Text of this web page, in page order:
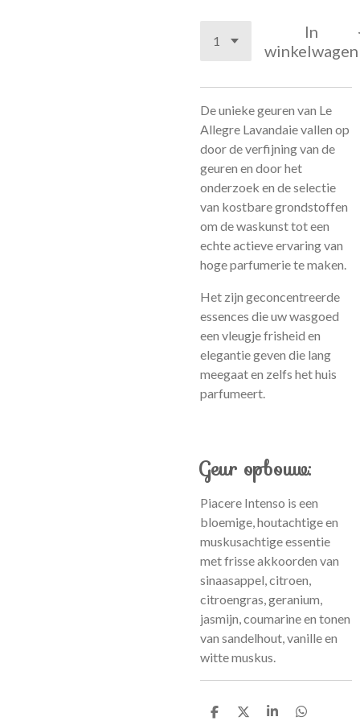
In
winkelwagen
De unieke geuren van Le
Allegre Lavandaie vallen op
door de verfijning van de
geuren en door het
onderzoek en de selectie
van kostbare grondstoffen
om de waskunst tot een
echte actieve ervaring van
hoge parfumerie te maken.
Het zijn geconcentreerde
essences die uw wasgoed
een vleugje frisheid en
elegantie geven die lang
meegaat en zelfs het huis
parfumeert.
Geur opbouw:
Piacere Intenso is een
bloemige, houtachtige en
muskusachtige essentie
met frisse akkoorden van
sinaasappel, citroen,
citroengras, geranium,
jasmijn, coumarine en tonen
van sandelhout, vanille en
witte muskus.
D
D
S
D